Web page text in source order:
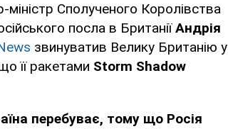
міністр Сполученого Королівства
посла в БританіїАндрія
звинуватив Велику Британію у
її ракетами Storm Shadow
перебуває, тому що Росія